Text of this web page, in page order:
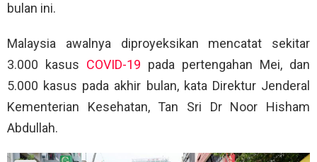
bulan ini.
Malaysia awalnya diproyeksikan mencatat sekitar
3.000 kasus COVID-19 pada pertengahan Mei, dan
5.000 kasus pada akhir bulan, kata Direktur Jenderal
Kementerian Kesehatan, Tan Sri Dr Noor Hisham
Abdullah.